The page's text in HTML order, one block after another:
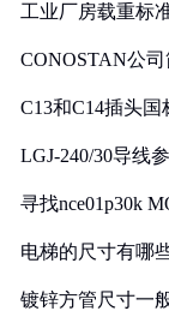
工业厂房载重标
CONOSTAN公司
C13和C14插头
LGJ-240/30导线
寻找nce01p30k
电梯的尺寸有哪
镀锌方管尺寸一